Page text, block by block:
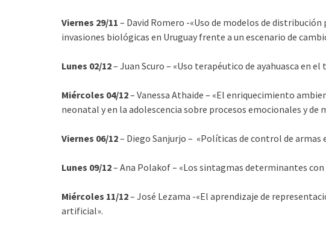
Viernes 29/11 – David Romero -«Uso de modelos de
invasiones biológicas en Uruguay frente a un escenario de
Lunes 02/12– Juan Scuro – «Uso terapéutico de ayahuasca en
Miércoles 04/12– Vanessa Athaide – «El enriquecimiento
neonatal y en la adolescencia sobre procesos emocionales y de
Viernes 06/12– Diego Sanjurjo – «Políticas de control de armas
Lunes 09/12– Ana Polakof – «Los sintagmas determinantes
Miércoles 11/12– José Lezama -«El aprendizaje de
artificial».